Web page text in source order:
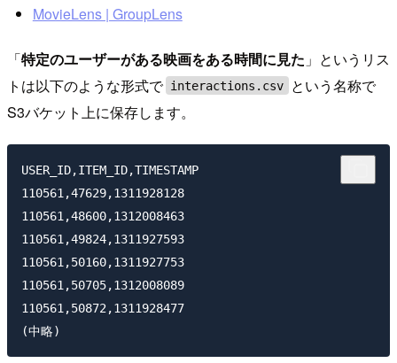
MovieLens | GroupLens
「特定のユーザーがある映画をある時間に見た 」というリス
トは以下のような形式で interactions.csv
という名称で
S3バケット上に保存します。
USER_ID,ITEM_ID,TIMESTAMP
110561,47629,1311928128
110561,48600,1312008463
110561,49824,1311927593
110561,50160,1311927753
110561,50705,1312008089
110561,50872,1311928477